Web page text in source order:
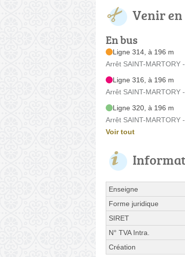
Venir
En bus
Ligne 314, à 196 m
Arrêt SAINT-MARTORY
Ligne 316, à 196 m
Arrêt SAINT-MARTORY
Ligne 320, à 196 m
Arrêt SAINT-MARTORY
Voir tout
Enseigne
Forme juridique
SIRET
N° TVA Intra.
Création